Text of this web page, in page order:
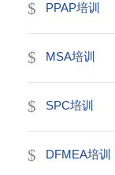
PPAP培训
MSA培训
SPC培训
DFMEA培训